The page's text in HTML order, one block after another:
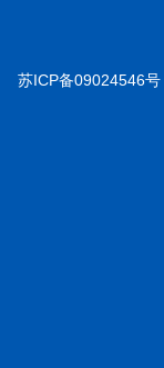
苏ICP备09024546号